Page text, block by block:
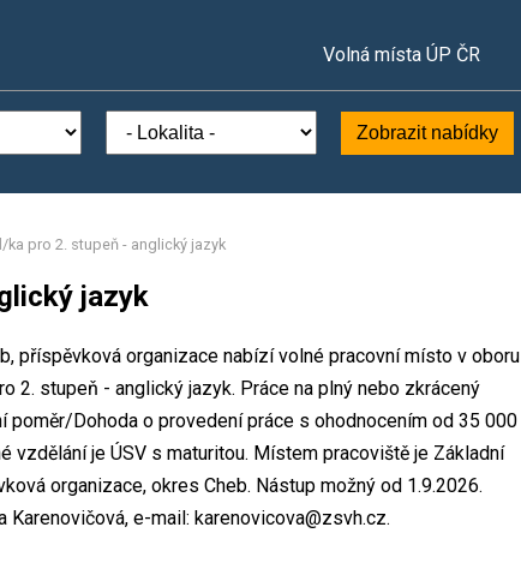
Volná místa ÚP ČR
Zobrazit nabídky
ka pro 2. stupeň - anglický jazyk
jazyk
příspěvková organizace nabízí volné pracovní místo v oboru
2. stupeň - anglický jazyk. Práce na plný nebo zkrácený
poměr/Dohoda o provedení práce s ohodnocením od 35 000
vzdělání je ÚSV s maturitou. Místem pracoviště je Základní
organizace, okres Cheb. Nástup možný od 1.9.2026.
e-mail: karenovicova@zsvh.cz.